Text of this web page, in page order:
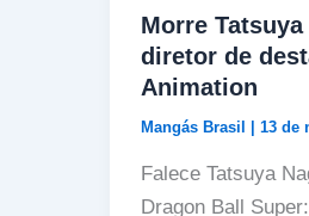
Morre
diretor de
Animation
Mangás Brasil 13 de
Falece Tatsuya
Dragon Ball